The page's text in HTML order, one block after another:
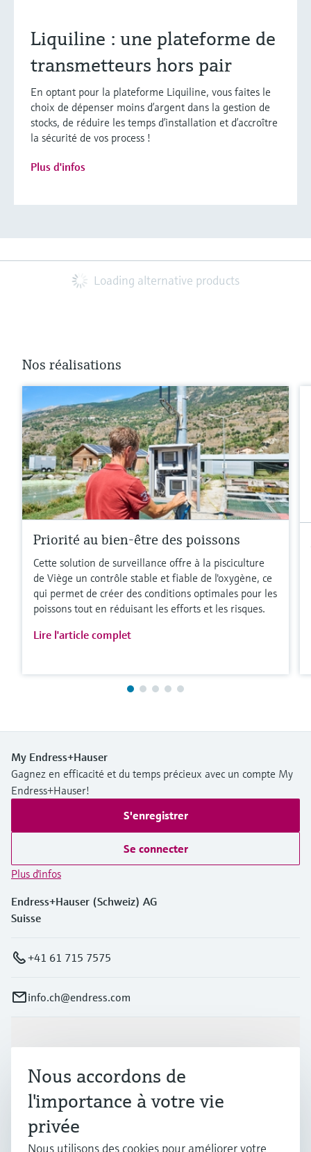
Liquiline : une plateforme de
transmetteurs hors pair
En optant pour la plateforme Liquiline, vous faites le
choix de dépenser moins d’argent dans la gestion de
stocks, de réduire les temps d’installation et d’accroître
la sécurité de vos process !
Plus d'infos
Loading alternative products
Nos réalisations
Priorité au bien-être des poissons
Cette solution de surveillance offre à la pisciculture
de Viège un contrôle stable et fiable de l'oxygène, ce
qui permet de créer des conditions optimales pour les
poissons tout en réduisant les efforts et les risques.
Lire l'article complet
My Endress+Hauser
Gagnez en efficacité et du temps précieux avec un compte My
Endress+Hauser!
S'enregistrer
Se connecter
Plus d'infos
Endress+Hauser (Schweiz) AG
Suisse
+41 61 715 7575
info.ch@endress.com
Industries
Support
Nous accordons de
l'importance à votre vie
privée
Nous utilisons des cookies pour améliorer votre